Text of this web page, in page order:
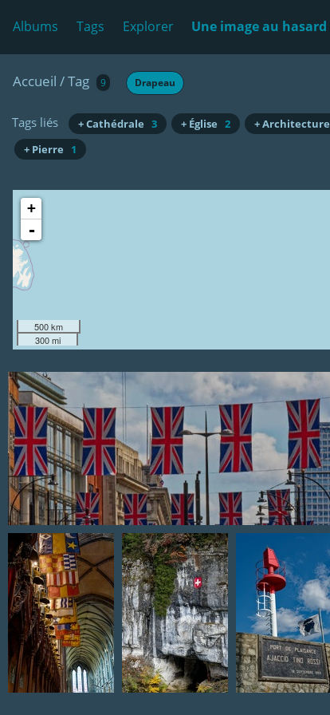
Albums Tags Explorer Une image au hasard
Accueil /Tag 9 Drapeau
Tags liés + Cathédrale 3 + Église 2 + Architecture
+ Pierre
1
+
-
500 km
300 mi
Drapeaux